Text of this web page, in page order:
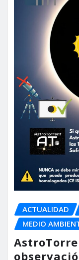
ACTUALIDAD
MEDIO